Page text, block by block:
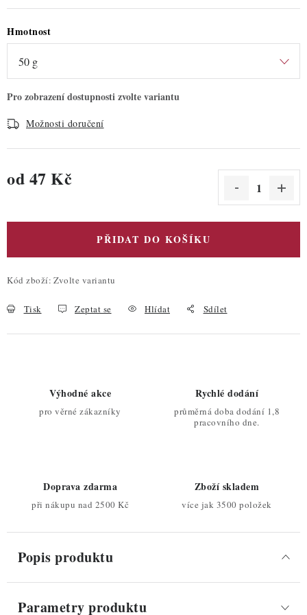
Hmotnost
Možnosti doručení
od 47 Kč
PŘIDAT DO KOŠÍKU
Kód zboží: Zvolte variantu
Tisk Zeptat se Hlídat Sdílet
Výhodné akce
pro věrné zákazníky
Rychlé dodání
průměrná doba dodání 1,8
pracovního dne.
Doprava zdarma
při nákupu nad 2500 Kč
Zboží skladem
více jak 3500 položek
Popis produktu
Parametry produktu